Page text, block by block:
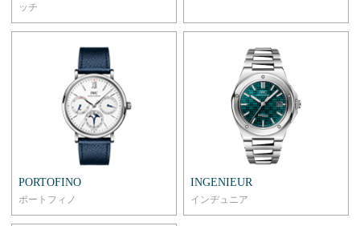
ッチ
PORTOFINO
ポートフィノ
INGENIEUR
インヂュニア